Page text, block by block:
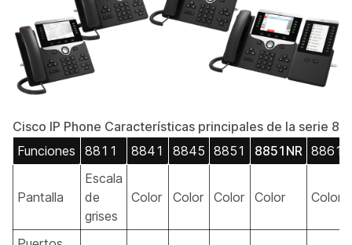
Cisco IP Phone Características principales de la serie
Funciones
8811 8841 8845 8851 8851NR 8861
Pantalla
Escala
de
grises
Color Color Color Color Color